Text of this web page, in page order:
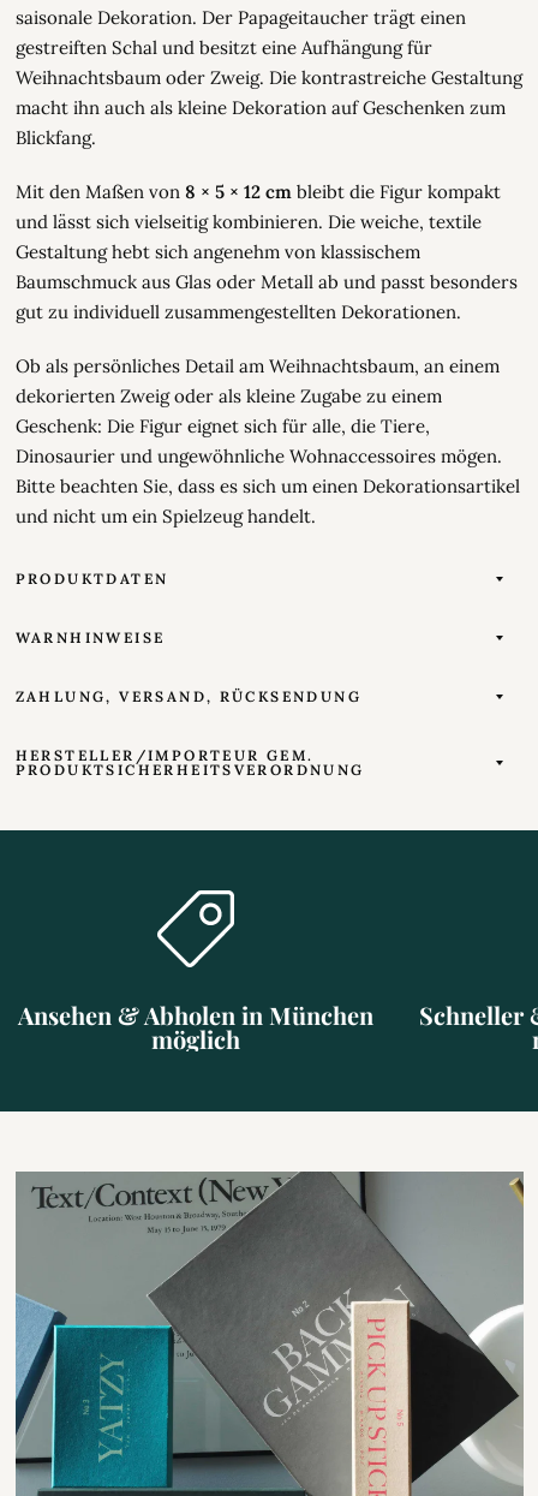
saisonale Dekoration. Der Papageitaucher trägt einen
gestreiften Schal und besitzt eine Aufhängung für
Weihnachtsbaum oder Zweig. Die kontrastreiche Gestaltung
macht ihn auch als kleine Dekoration auf Geschenken zum
Blickfang.
Mit den Maßen von 8 × 5 × 12 cmbleibt die Figur kompakt
und lässt sich vielseitig kombinieren. Die weiche, textile
Gestaltung hebt sich angenehm von klassischem
Baumschmuck aus Glas oder Metall ab und passt besonders
gut zu individuell zusammengestellten Dekorationen.
Ob als persönliches Detail am Weihnachtsbaum, an einem
dekorierten Zweig oder als kleine Zugabe zu einem
Geschenk: Die Figur eignet sich für alle, die Tiere,
Dinosaurier und ungewöhnliche Wohnaccessoires mögen.
Bitte beachten Sie, dass es sich um einen Dekorationsartikel
und nicht um ein Spielzeug handelt.
PRODUKTDATEN
WARNHINWEISE
ZAHLUNG, VERSAND, RÜCKSENDUNG
HERSTELLER/IMPORTEUR GEM.
PRODUKTSICHERHEITSVERORDNUNG
Ansehen & Abholen in München
möglich
Schneller